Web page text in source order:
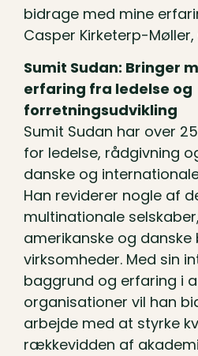
bidrage med mine
Casper Kirketerp-Møller,
Sumit Sudan: Bringer
erfaring fra ledelse og
forretningsudvikling
Sumit Sudan har over
for ledelse, rådgivning
danske og
Han reviderer nogle af
multinationale
amerikanske og
virksomheder. Med sin
baggrund og erfaring i
organisationer vil han
arbejde med at styrke
rækkevidden af